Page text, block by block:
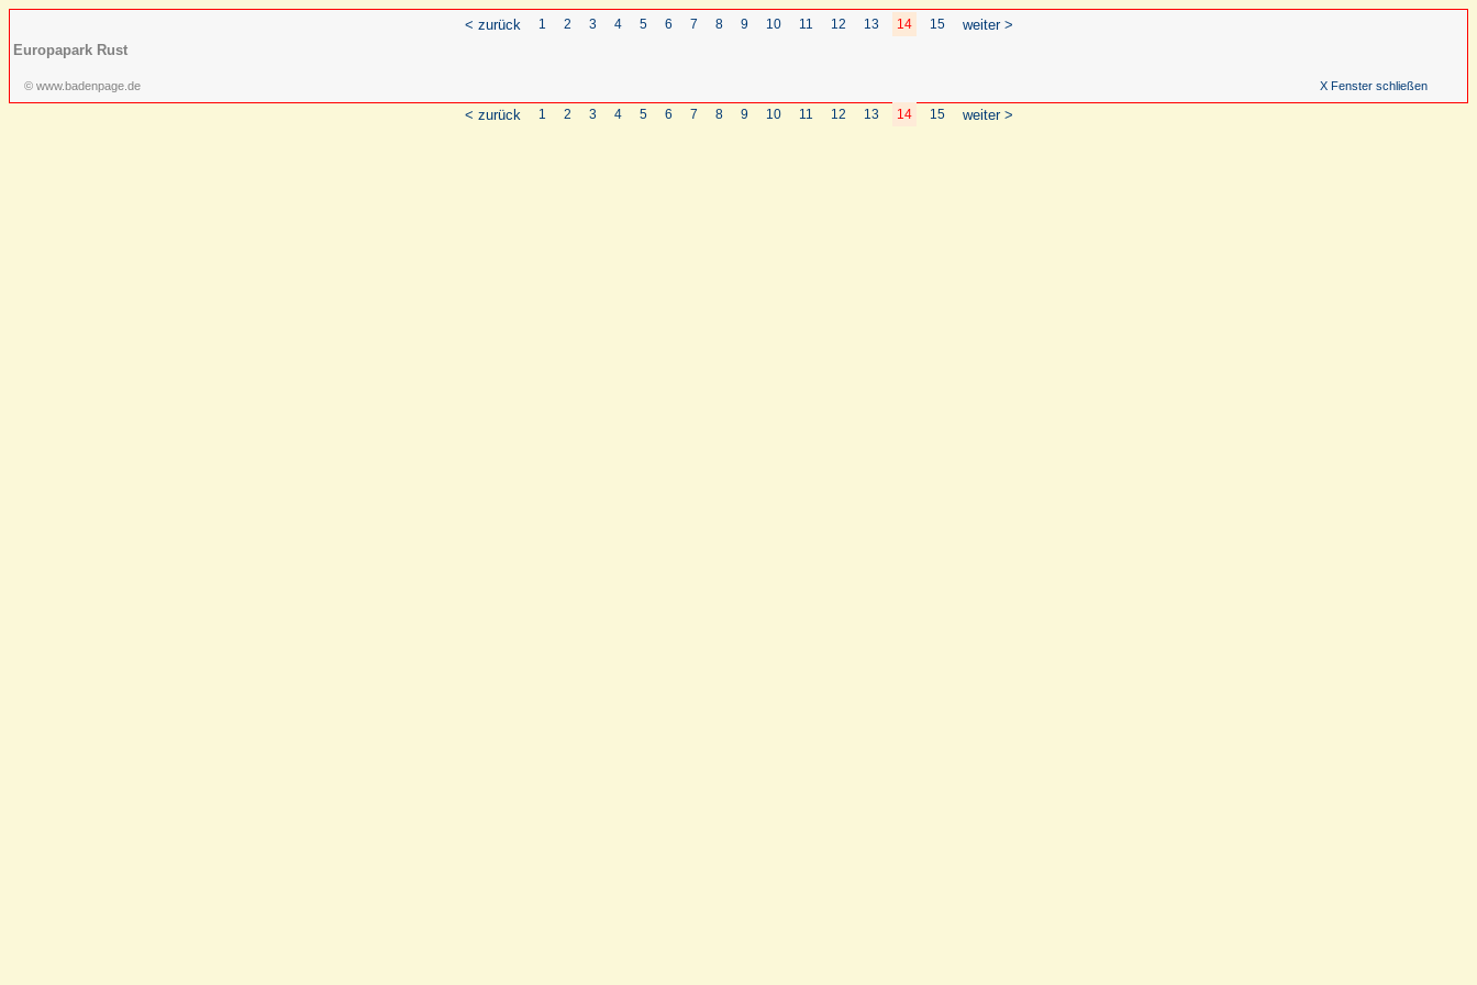
< zurück 1 2 3 4 5 6 7 8 9 10 11 12 13 14 15
weiter >
Europapark Rust
© www.badenpage.de X Fenster schließen
< zurück 1 2 3 4 5 6 7 8 9 10 11 12 13 14 15 weiter >